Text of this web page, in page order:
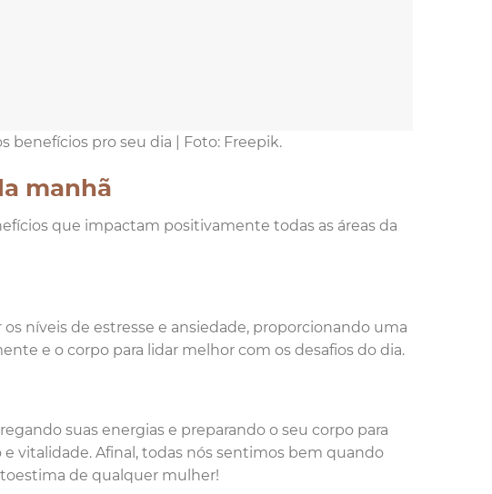
benefícios pro seu dia | Foto: Freepik.
manhã
que impactam positivamente todas as áreas da
níveis de estresse e ansiedade, proporcionando uma
e o corpo para lidar melhor com os desafios do dia.
suas energias e preparando o seu corpo para
vitalidade. Afinal, todas nós sentimos bem quando
de qualquer mulher!